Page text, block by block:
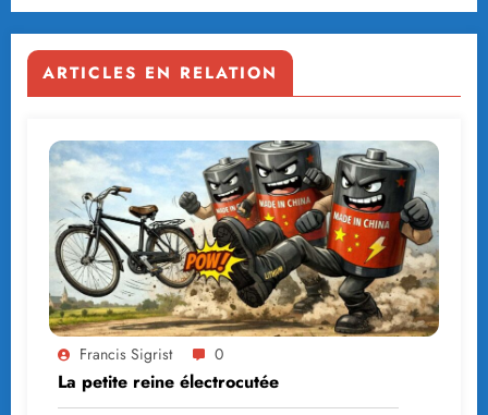
ARTICLES EN RELATION
Francis Sigrist 0
La petite reine électrocutée